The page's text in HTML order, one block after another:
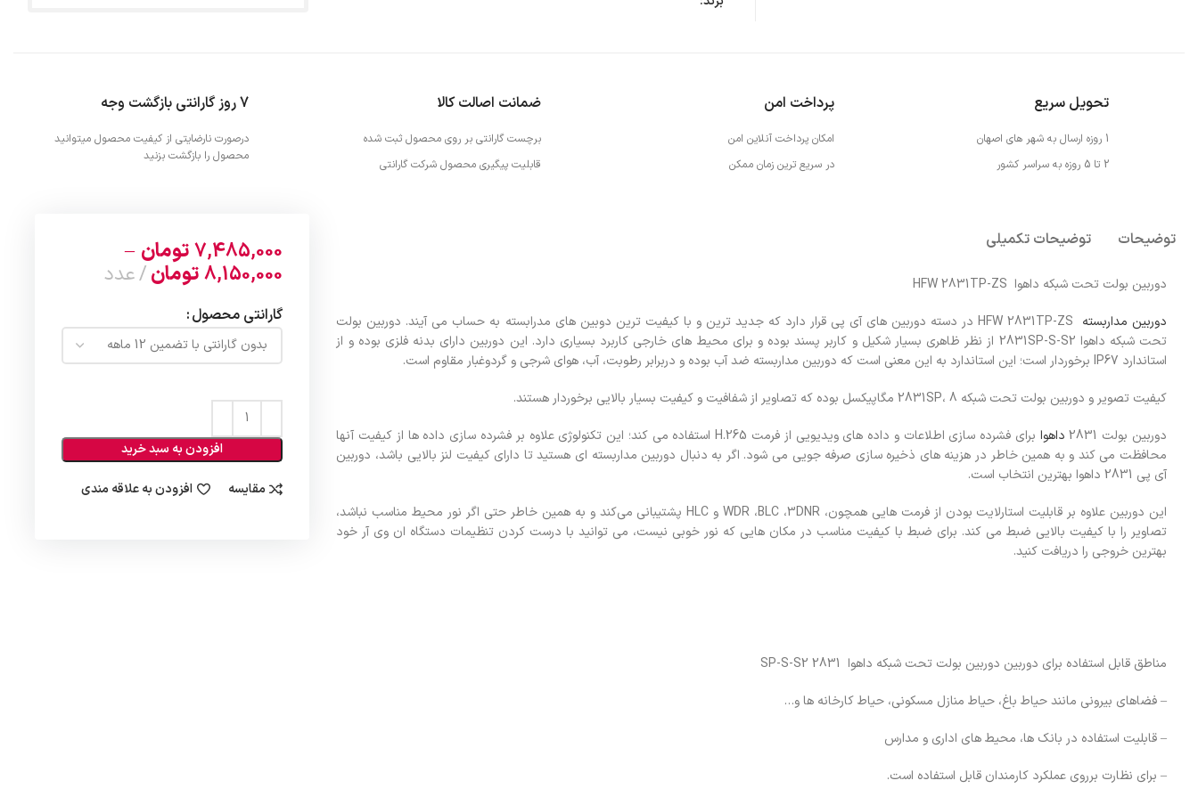
تحویل سریع
1 روزه ارسال به شهر های اصهان
2 تا 5 روزه به سراسر کشور
پرداخت امن
امکان پرداخت آنلاین امن
در سریع ترین زمان ممکن
ضمانت اصالت کالا
برچست گارانتی بر روی محصول ثبت شده
قابلیت پیگیری محصول شرکت گارانتی
7 روز گارانتی بازگشت وجه
درصورت نارضایتی از کیفیت محصول میتوانید
محصول را بازگشت بزنید
توضیحات توضیحات تکمیلی
دوربین بولت تحت شبکه داهوا HFW 2831TP-ZS
دوربین مداربسته
HFW 2831TP-ZS در دسته دوربین های آی پی قرار دارد که جدید ترین و با کیفیت ترین دوبین های مدرابسته به حساب می آیند. دوربین بولت
تحت شبکه داهوا 2831SP-S-S2 ​​​​​​​از نظر ظاهری بسیار شکیل و کاربر پسند بوده و برای محیط های خارجی کاربرد بسیاری دارد. این دوربین دارای بدنه فلزی بوده و از
استاندارد IP67 برخوردار است؛ این استاندارد به این معنی است که دوربین مداربسته ضد آب بوده و دربرابر رطوبت، آب، هوای شرجی و گردوغبار مقاوم است.
کیفیت تصویر و دوربین بولت تحت شبکه 2831SP، 8 مگاپیکسل بوده که تصاویر از شفافیت و کیفیت بسیار بالایی برخوردار هستند.
دوربین بولت 2831
داهوا
برای فشرده سازی اطلاعات و داده های ویدیویی از فرمت H.265 استفاده می کند؛ این تکنولوژی علاوه بر فشرده سازی داده ها از کیفیت آنها
محافظت می کند و به همین خاطر در هزینه های ذخیره سازی صرفه جویی می شود. اگر به دنبال دوربین مداربسته ای هستید تا دارای کیفیت لنز بالایی باشد، دوربین
آی پی 2831 داهوا بهترین انتخاب است.
این دوربین علاوه بر قابلیت استارلایت بودن از فرمت هایی همچون، WDR ،BLC ،3DNR و HLC پشتیبانی می‌کند و به همین خاطر حتی اگر نور محیط مناسب نباشد،
تصاویر را با کیفیت بالایی ضبط می کند. برای ضبط با کیفیت مناسب در مکان هایی که نور خوبی نیست، می توانید با درست کردن تنظیمات دستگاه ان وی آر خود
بهترین خروجی را دریافت کنید.
مناطق قابل استفاده برای دوربین دوربین بولت تحت شبکه داهوا 2831 SP-S-S2
– فضاهای بیرونی مانند حیاط باغ، حیاط منازل مسکونی، حیاط کارخانه ها و…
– قابلیت استفاده در بانک ها، محیط های اداری و مدارس
– برای نظارت برروی عملکرد کارمندان قابل استفاده است.
7,485,000تومان –
8,150,000تومان عدد
گارانتی محصول
افزودن به سبد خرید
مقایسه افزودن به علاقه مندی